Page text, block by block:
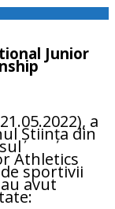
Junior
a
Știința din
Athletics
sportivii
avut